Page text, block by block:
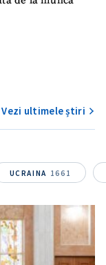
Vezi ultimele știri
UCRAINA 1661